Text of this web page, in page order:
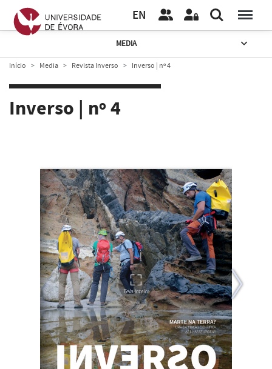
EN
MEDIA
Início Media Revista Inverso Inverso | nº 4
Inverso | nº 4